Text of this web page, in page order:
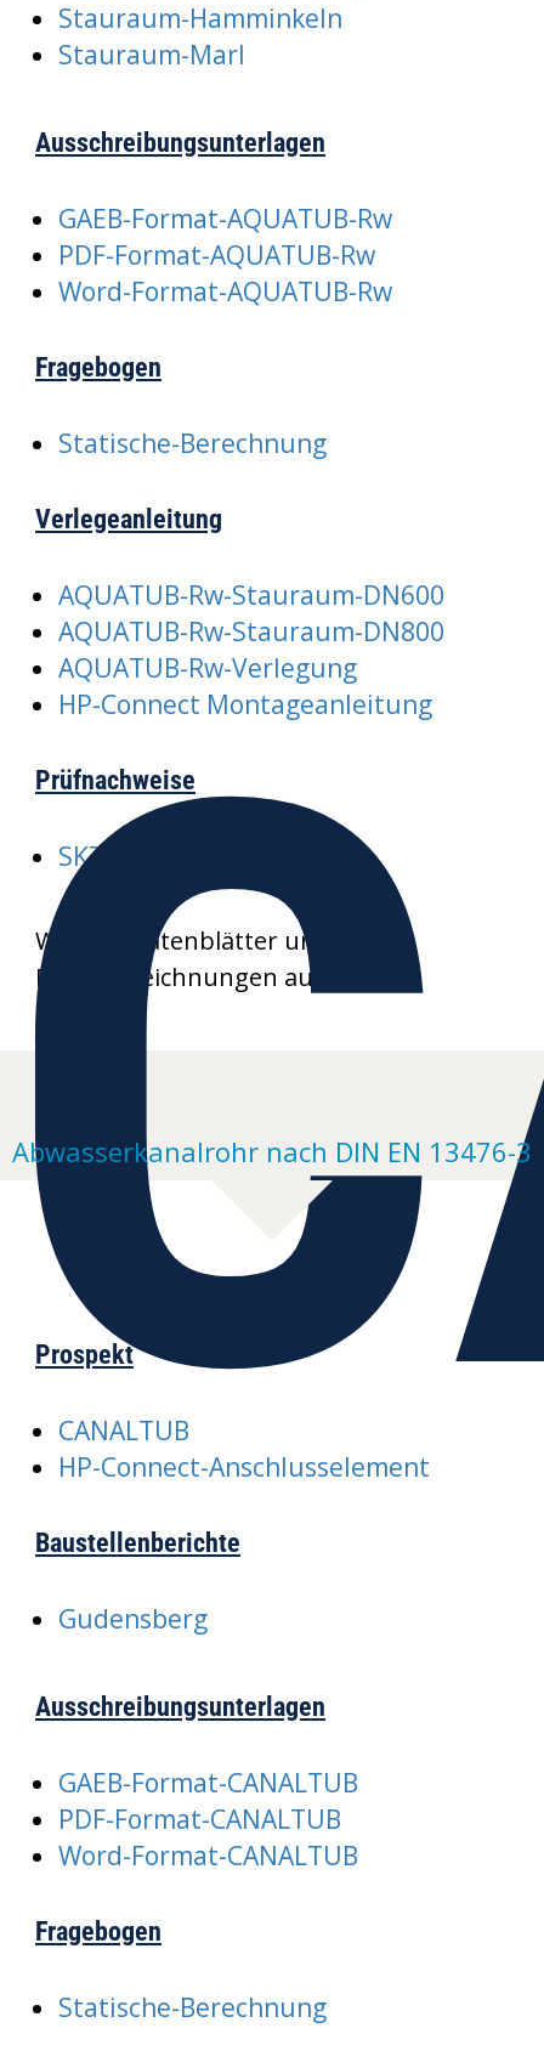
Stauraum-Hamminkeln
Stauraum-Marl
Ausschreibungsunterlagen
GAEB-Format-AQUATUB-Rw
PDF-Format-AQUATUB-Rw
Word-Format-AQUATUB-Rw
Fragebogen
Statische-Berechnung
Verlegeanleitung
AQUATUB-Rw-Stauraum-DN600
AQUATUB-Rw-Stauraum-DN800
AQUATUB-Rw-Verlegung
HP-Connect Montageanleitung
Prüfnachweise
SKZ-A352-AQUATUB-Rw
Weitere Datenblätter und
Produktzeichnungen auf Anfrage
Abwasserkanalrohr nach DIN EN 13476-3
Prospekt
CANALTUB
HP-Connect-Anschlusselement
Baustellenberichte
Gudensberg
Ausschreibungsunterlagen
GAEB-Format-CANALTUB
PDF-Format-CANALTUB
Word-Format-CANALTUB
Fragebogen
Statische-Berechnung